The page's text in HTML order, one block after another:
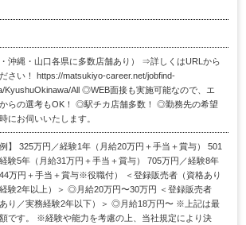
・沖縄・⼭⼝各県に多数店舗あり） ⇒詳しくはURLから
さい！ https://matsukiyo-career.net/jobfind-
KyushuOkinawa/All ◎WEB面接も実施可能なので、エ
らの選考もOK！ ◎駅チカ店舗多数！ ◎勤務先の希望
にお伺いいたします。
例】 325万円／経験1年（⽉給20万円＋⼿当＋賞与） 501
験5年（⽉給31万円＋⼿当＋賞与） 705万円／経験8年
44万円＋⼿当＋賞与※役職付） ＜登録販売者（資格あり
験2年以上）＞ ◎⽉給20万円〜30万円 ＜登録販売者
あり／実務経験2年以下）＞ ◎⽉給18万円〜 ※上記は最
です。 ※経験や能⼒を考慮の上、当社規定により決